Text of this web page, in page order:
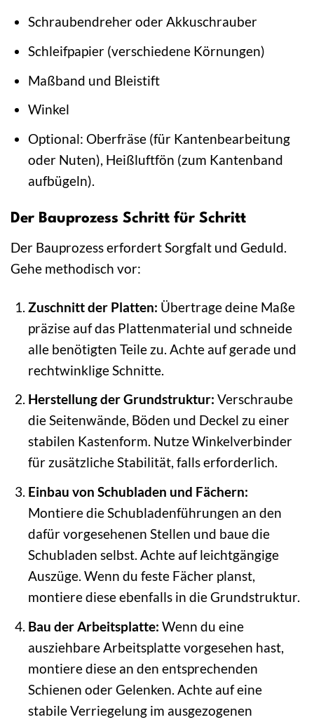
Schraubendreher oder Akkuschrauber
Schleifpapier (verschiedene Körnungen)
Maßband und Bleistift
Winkel
Optional: Oberfräse (für Kantenbearbeitung
oder Nuten), Heißluftfön (zum Kantenband
aufbügeln).
Der Bauprozess Schritt für Schritt
Der Bauprozess erfordert Sorgfalt und Geduld.
Gehe methodisch vor:
Zuschnitt der Platten: Übertrage deine Maße
präzise auf das Plattenmaterial und schneide
alle benötigten Teile zu. Achte auf gerade und
rechtwinklige Schnitte.
Herstellung der Grundstruktur: Verschraube
die Seitenwände, Böden und Deckel zu einer
stabilen Kastenform. Nutze Winkelverbinder
für zusätzliche Stabilität, falls erforderlich.
Einbau von Schubladen und Fächern:
Montiere die Schubladenführungen an den
dafür vorgesehenen Stellen und baue die
Schubladen selbst. Achte auf leichtgängige
Auszüge. Wenn du feste Fächer planst,
montiere diese ebenfalls in die Grundstruktur.
Bau der Arbeitsplatte: Wenn du eine
ausziehbare Arbeitsplatte vorgesehen hast,
montiere diese an den entsprechenden
Schienen oder Gelenken. Achte auf eine
stabile Verriegelung im ausgezogenen